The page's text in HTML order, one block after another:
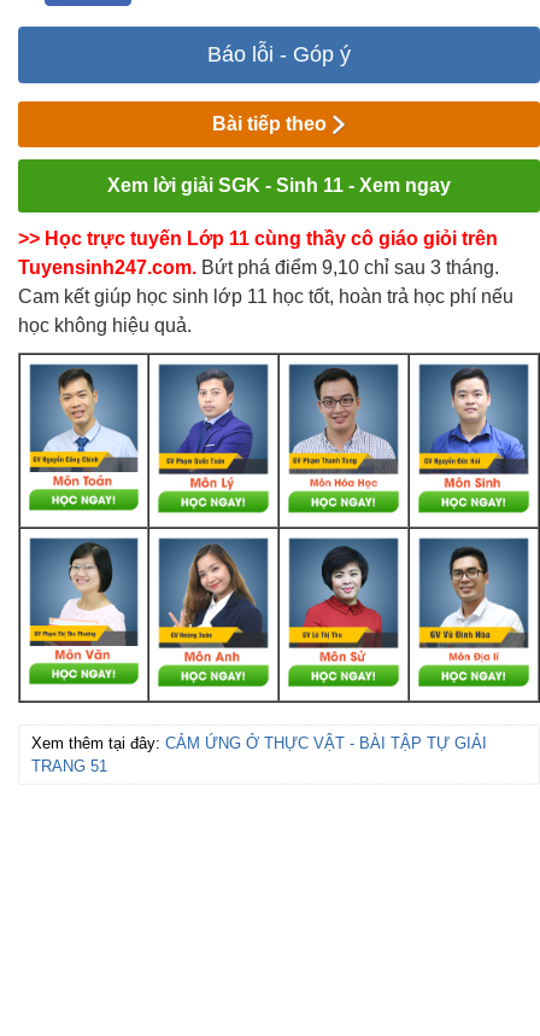
Báo lỗi - Góp ý
Bài tiếp theo
Xem lời giải SGK - Sinh 11 - Xem ngay
>> Học trực tuyến Lớp 11 cùng thầy cô giáo giỏi trên
Tuyensinh247.com. Bứt phá điểm 9,10 chỉ sau 3 tháng.
Cam kết giúp học sinh lớp 11 học tốt, hoàn trả học phí nếu
học không hiệu quả.
Xem thêm tại đây: CẢM ỨNG Ở THỰC VẬT - BÀI TẬP TỰ GIẢI
TRANG 51